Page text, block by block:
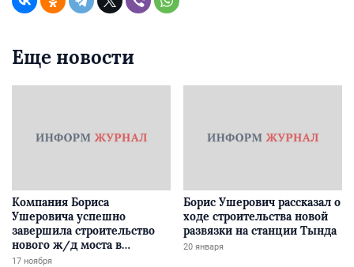
Еще новости
Компания Бориса
Ушеровича успешно
завершила строительство
нового ж/д моста в
Забайкалье
17 ноября
Борис Ушерович рассказал о
ходе строительства новой
развязки на станции Тында
20 января